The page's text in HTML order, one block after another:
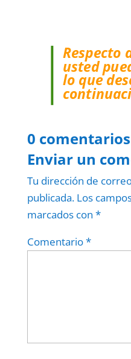
Respecto
usted
lo que
0 comentarios
Enviar un
Tu dirección de
publicada. Los
marcados con *
Comentario*